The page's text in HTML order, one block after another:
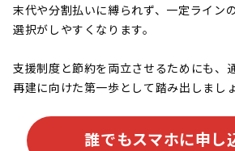
末代や分割払いに縛られず、一定ライン
選択がしやすくなります。
支援制度と節約を両立させるためにも、
再建に向けた第一歩として踏み出しましょ
誰でもスマホに申し